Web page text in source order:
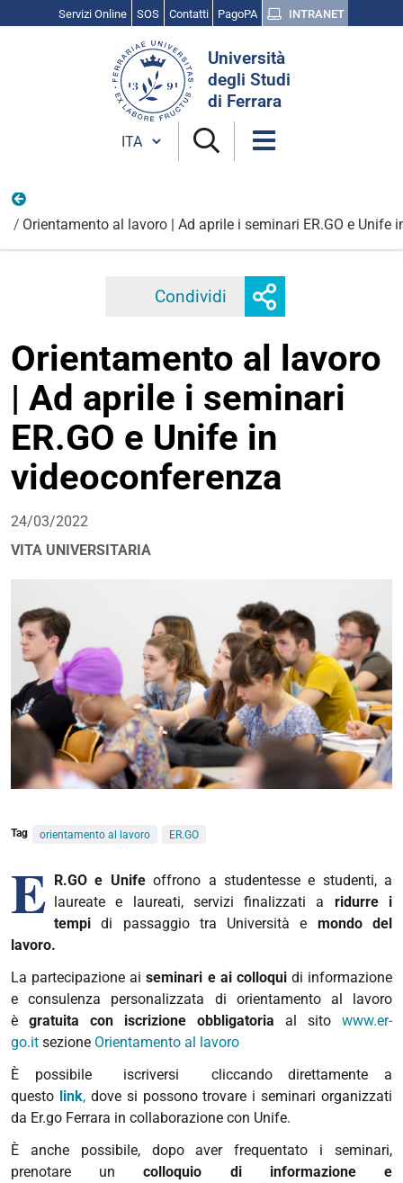
Servizi Online SOS Contatti PagoPA INTRANET
Università
degli Studi
di Ferrara
Cambia lingua
Orientamento al lavoro | Ad aprile i seminari ER.GO e Unife
Condividi Facebook
opzioni
di
condivisione
Orientamento al lavoro
| Ad aprile i seminari
ER.GO e Unife in
videoconferenza
24/03/2022
VITA UNIVERSITARIA
Tag orientamento al lavoro ER.GO
E R.GO e Unife offrono a studentesse e studenti, a
laureate e laureati, servizi finalizzati a
ridurre i
tempi di passaggio tra Università e
mondo del
lavoro.
La partecipazione aiseminari e ai colloqui di informazione
e consulenza personalizzata di orientamento al lavoro
è
gratuita con iscrizione obbligatoria al sito www.er-
go.it sezione Orientamento al lavoro
È possibile
iscriversi cliccando direttamente a
questo link,dove si possono trovare i seminari organizzati
da Er.go Ferrara in collaborazione con Unife.
È anche possibile, dopo aver frequentato i seminari,
prenotare uncolloquio di informazione e